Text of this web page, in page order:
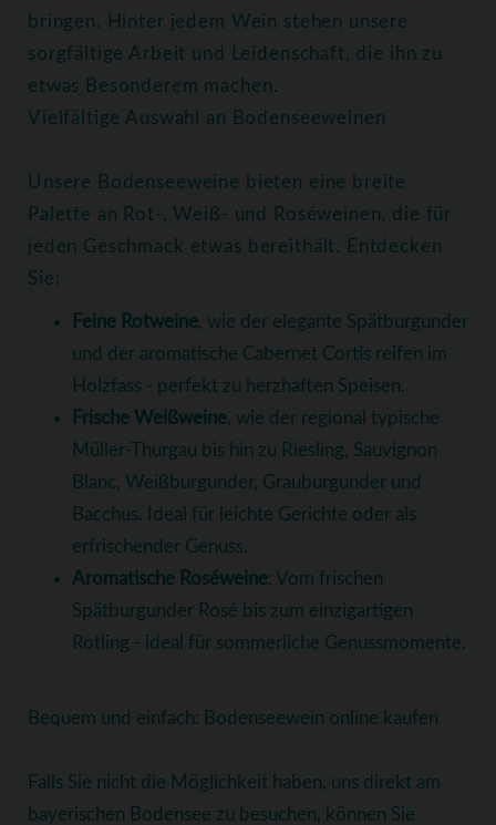
bringen. Hinter jedem Wein stehen unsere
sorgfältige Arbeit und Leidenschaft, die ihn zu
etwas Besonderem machen.
Vielfältige Auswahl an Bodenseeweinen
Unsere Bodenseeweine bieten eine breite
Palette an Rot-, Weiß- und Roséweinen, die für
jeden Geschmack etwas bereithält. Entdecken
Sie:
Feine Rotweine, wie der elegante Spätburgunder
und der aromatische Cabernet Cortis reifen im
Holzfass - perfekt zu herzhaften Speisen.
Frische Weißweine, wie der regional typische
Müller-Thurgau bis hin zu Riesling, Sauvignon
Blanc, Weißburgunder, Grauburgunder und
Bacchus. Ideal für leichte Gerichte oder als
erfrischender Genuss.
Aromatische Roséweine: Vom frischen
Spätburgunder Rosé bis zum einzigartigen
Rotling - ideal für sommerliche Genussmomente.
Bequem und einfach: Bodenseewein online kaufen
Falls Sie nicht die Möglichkeit haben, uns direkt am
bayerischen Bodensee zu besuchen, können Sie